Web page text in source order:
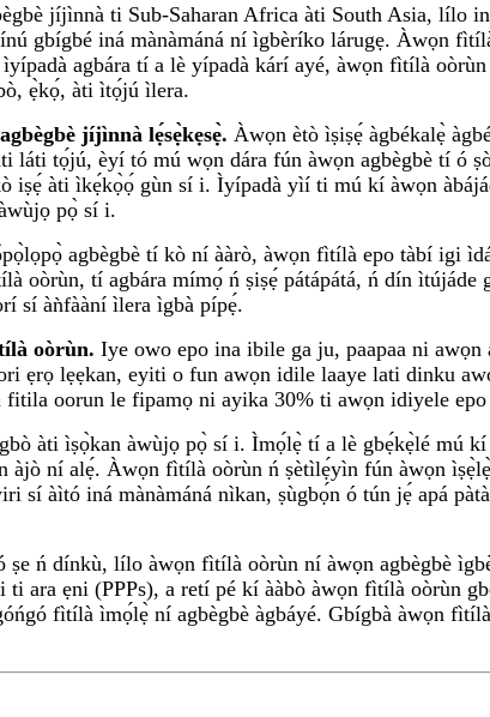
jíjìnnà ti Sub-Saharan Africa àti South Asia, lílo
gbígbé iná mànàmáná ní ìgbèríko lárugẹ. Àwọn
agbára tí a lè yípadà kárí ayé, àwọn fìtílà
ẹ̀kọ́, àti ìtọ́jú ìlera.
jíjìnnà lẹ́sẹ̀kẹsẹ̀. Àwọn ètò ìṣiṣẹ́ àgbékalẹ̀
tọ́jú, èyí tó mú wọn dára fún àwọn agbègbè tí ó
iṣẹ́ àti ìkẹ́kọ̀ọ́ gùn sí i. Ìyípadà yìí ti mú kí àwọn
pọ̀ sí i.
agbègbè tí kò ní ààrò, àwọn fìtílà epo tàbí igi
oòrùn, tí agbára mímọ́ ń ṣiṣẹ́ pátápátá, ń dín
sí àǹfààní ìlera ìgbà pípẹ́.
oòrùn. Iye owo epo ina ibile ga ju, paapaa ni
ẹrọ lẹẹkan, eyiti o fun awọn idile laaye lati dinku
oorun le fipamọ ni ayika 30% ti awọn idiyele
àti ìṣọ̀kan àwùjọ pọ̀ sí i. Ìmọ́lẹ̀ tí a lè gbẹ́kẹ̀lé mú
ní alẹ́. Àwọn fìtílà oòrùn ń ṣètìlẹ́yìn fún àwọn
sí àìtó iná mànàmáná nìkan, ṣùgbọ́n ó tún jẹ́ apá
ń dínkù, lílo àwọn fìtílà oòrùn ní àwọn agbègbè
ti ara ẹni (PPPs), a retí pé kí ààbò àwọn fìtílà oòrùn
fìtílà ìmọ́lẹ̀ ní agbègbè àgbáyé. Gbígbà àwọn